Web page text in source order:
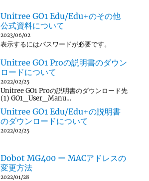
Unitree GO1 Edu/Edu+のその他
公式資料について
2023/06/02
表示するにはパスワードが必要です。
Unitree GO1 Proの説明書のダウン
ロードについて
2022/02/25
Unitree GO1 Proの説明書のダウンロード先
(1) GO1_User_Manu…
Unitree GO1 Edu/Edu+の説明書
のダウンロードについて
2022/02/25
Dobot MG400 ー MACアドレスの
変更方法
2022/01/28